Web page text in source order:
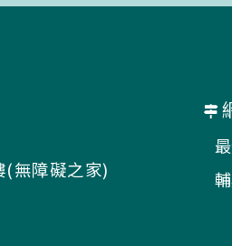
無障礙之家)